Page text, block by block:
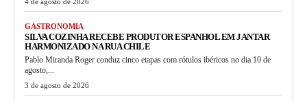
GASTRONOMIA
SILVA COZINHA RECEBE PRODUTOR ESPANHOL EM JANTAR
HARMONIZADO NA RUA CHILE
Pablo Miranda Roger conduz cinco etapas com rótulos ibéricos no dia 10 de
agosto,...
3 de agosto de 2026